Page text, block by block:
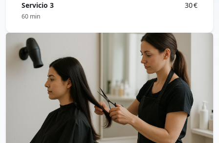
Servicio 3 30 €
60 min